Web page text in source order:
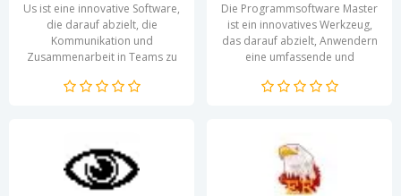
Us ist eine innovative Software,
die darauf abzielt, die
Kommunikation und
Zusammenarbeit in Teams zu
im Homeoffice, Us bietet eine...
Die Programmsoftware Master
ist ein innovatives Werkzeug,
das darauf abzielt, Anwendern
eine umfassende und
zu bieten, um ihre...